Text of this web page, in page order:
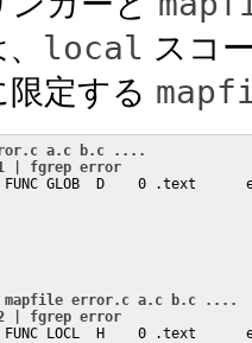
local スコ
定する
a.c b.c ....
| fgrep error
GLOB  D    0 .text
mapfile error.c a.c b.c ....
| fgrep error
LOCL  H    0 .text